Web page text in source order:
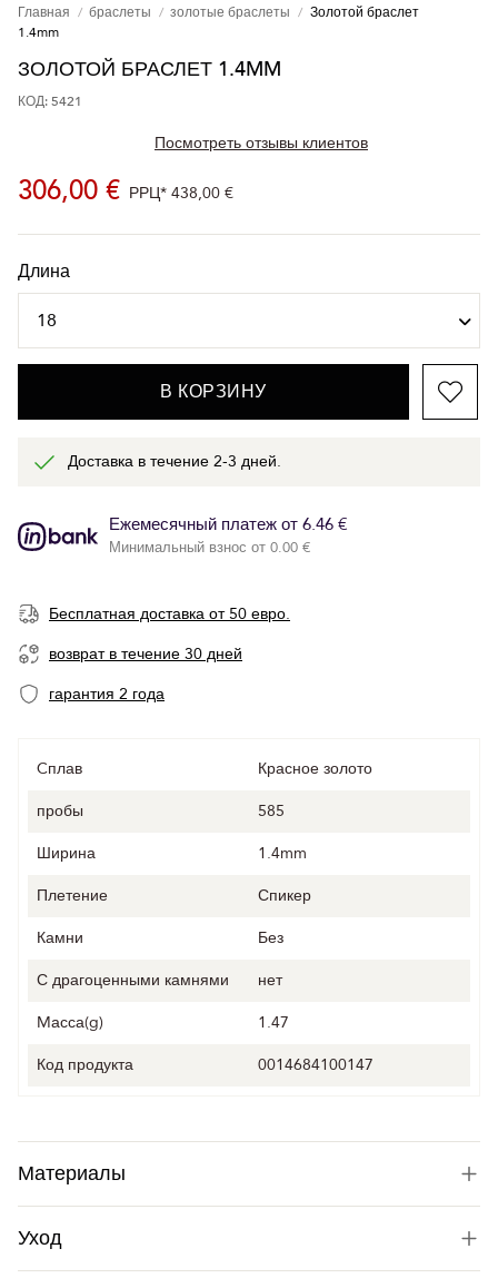
Главная браслеты золотые браслеты
Золотой браслет
1.4mm
ЗОЛОТОЙ БРАСЛЕТ 1.4MM
КОД: 5421
Посмотреть отзывы клиентов
306,00 € РРЦ* 438,00 €
Длина
В КОРЗИНУ
Доставка в течение 2-3 дней.
Ежемесячный платеж от 6.46 €
Минимальный взнос от 0.00 €
Бесплатная доставка от 50 евро.
возврат в течение 30 дней
гарантия 2 года
Cплав
Красное золото
пробы
585
Ширина
1.4mm
Плетение
Спикер
Камни
Без
С драгоценными камнями
нет
Mасса(g)
1.47
Код продукта
0014684100147
Материалы
Уход